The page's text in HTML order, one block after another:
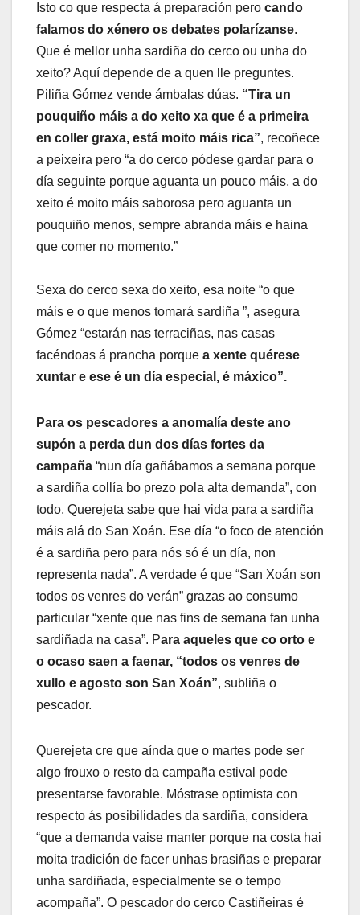
Isto co que respecta á preparación pero cando
falamos do xénero os debates polarízanse.
Que é mellor unha sardiña do cerco ou unha do
xeito? Aquí depende de a quen lle preguntes.
Piliña Gómez vende ámbalas dúas. “Tira un
pouquiño máis a do xeito xa que é a primeira
en coller graxa, está moito máis rica”, recoñece
a peixeira pero “a do cerco pódese gardar para o
día seguinte porque aguanta un pouco máis, a do
xeito é moito máis saborosa pero aguanta un
pouquiño menos, sempre abranda máis e haina
que comer no momento.”
Sexa do cerco sexa do xeito, esa noite “o que
máis e o que menos tomará sardiña ”, asegura
Gómez “estarán nas terraciñas, nas casas
facéndoas á prancha porque a xente quérese
xuntar e ese é un día especial, é máxico”.
Para os pescadores a anomalía deste ano
supón a perda dun dos días fortes da
campaña “nun día gañábamos a semana porque
a sardiña collía bo prezo pola alta demanda”, con
todo, Querejeta sabe que hai vida para a sardiña
máis alá do San Xoán. Ese día “o foco de atención
é a sardiña pero para nós só é un día, non
representa nada”. A verdade é que “San Xoán son
todos os venres do verán” grazas ao consumo
particular “xente que nas fins de semana fan unha
sardiñada na casa”. Para aqueles que co orto e
o ocaso saen a faenar, “todos os venres de
xullo e agosto son San Xoán”, subliña o
pescador.
Querejeta cre que aínda que o martes pode ser
algo frouxo o resto da campaña estival pode
presentarse favorable. Móstrase optimista con
respecto ás posibilidades da sardiña, considera
“que a demanda vaise manter porque na costa hai
moita tradición de facer unhas brasiñas e preparar
unha sardiñada, especialmente se o tempo
acompaña”. O pescador do cerco Castiñeiras é